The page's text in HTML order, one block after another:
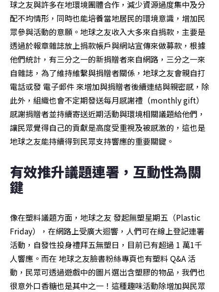
球之友與許多在地環境團體合作，減少資源過度集中及分
配不均情形，同時也能培養當地居民的環境意識，增加民
眾參與活動的意願。地球之友收入大多來自捐款，主要是
透過於報章雜誌放上捐款帳戶與網站宣傳來做募款，根據
他們統計，有三分之一的新捐贈者來自網路，三分之一來
自雜誌，為了維持維繫與捐贈者關係，地球之友會親自打
電話或發 電子郵件 來增加與捐贈者後續連結與親密感，除
此外，組織也會不定期發送每月感謝禮（monthly gift）
感謝捐贈者並持續寄送近期活動與環境相關議題給他們，
讓民眾覺得自己的貢獻是高度受重視及被感激的，這也是
地球之友能持續得到民眾支持響應的重要關鍵。
有效推升議題連署，互動性為關
鍵
像在塑料議題方面，地球之友 發起無塑星期五（Plastic
Friday），在網路上受廣大迴響，人們可在線上登記連署
活動，自發性投身禮拜五無塑日，目前已有超過 1 萬1千
人響應。而在 地球之友臉書粉絲專頁也有塑料 Q&A 活
動，民眾可透過遊戲中的圖片選出含塑膠的物品，我們也
很意外口香糖也是其中之一！這種趣味活動除增加與民眾